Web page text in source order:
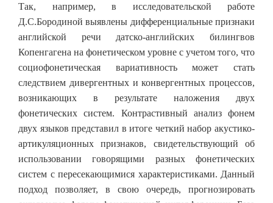
Так, например, в исследовательской работе
Д.С.Бородиной выявлены дифференциальные признаки
английской речи датско-английских билингвов
Копенгагена на фонетическом уровне с учетом того, что
социофонетическая вариативность может стать
следствием дивергентных и конвергентных процессов,
возникающих в результате наложения двух
фонетических систем. Контрастивный анализ фонем
двух языков представил в итоге четкий набор акустико-
артикуляционных признаков, свидетельствующий об
использовании говорящими разных фонетических
систем с пересекающимися характеристиками. Данный
подход позволяет, в свою очередь, прогнозировать